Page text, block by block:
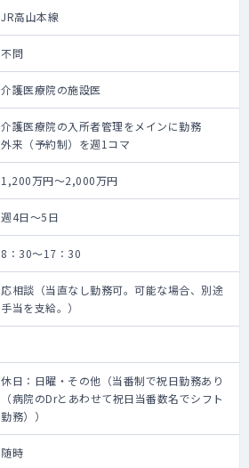
JR高山本線
不問
介護医療院の施設医
介護医療院の入所者管理をメインに勤務
外来（予約制）を週1コマ
1,200万円～2,000万円
週4日～5日
8：30～17：30
応相談（当直なし勤務可。可能な場合、別途
手当を支給。）
休日：日曜・その他（当番制で祝日勤務あり
（病院のDrとあわせて祝日当番数名でシフト
勤務））
随時